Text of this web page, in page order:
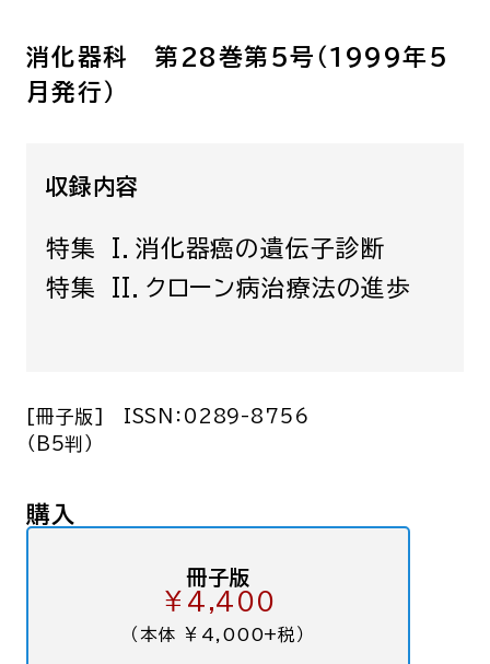
腎臓内科・泌尿器科 泌尿器科
書籍
消化器科 第28巻第5号（1999年5
月発行）
収録内容
特集 I．消化器癌の遺伝子診断
特集 II．クローン病治療法の進歩
[冊子版]
ISSN：0289-8756
（B5判）
購入
冊子版
￥4,400
（本体 ￥4,000+税）